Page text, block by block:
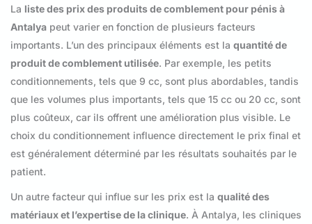
La liste des prix des produits de comblement pour pénis à
Antalya peut varier en fonction de plusieurs facteurs
importants. L’un des principaux éléments est la quantité de
produit de comblement utilisée. Par exemple, les petits
conditionnements, tels que 9 cc, sont plus abordables, tandis
que les volumes plus importants, tels que 15 cc ou 20 cc, sont
plus coûteux, car ils offrent une amélioration plus visible. Le
choix du conditionnement influence directement le prix final et
est généralement déterminé par les résultats souhaités par le
patient.
Un autre facteur qui influe sur les prix est la qualité des
matériaux et l’expertise de la clinique. À Antalya, les cliniques